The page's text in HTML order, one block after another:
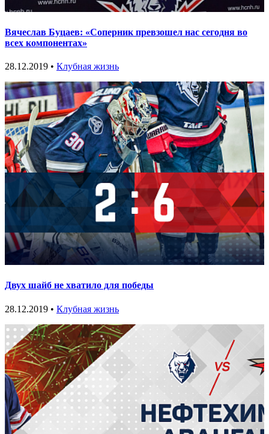
Вячеслав Буцаев: «Соперник превзошел нас сегодня во
всех компонентах»
28.12.2019 • Клубная жизнь
Двух шайб не хватило для победы
28.12.2019 • Клубная жизнь